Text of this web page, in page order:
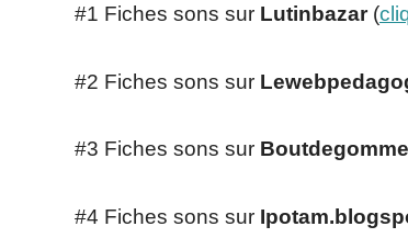
#1 Fiches sons sur Lutinbazar(
#2 Fiches sons sur
#3 Fiches sons sur
#4 Fiches sons sur